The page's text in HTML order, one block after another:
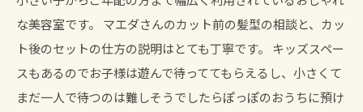
な美容室です。 マエダさんのカット前の髪型の相談と、カッ
ト後のセットの仕方の説明はとても丁寧です。
キッズスペー
スもあるのでお子様は遊んで待っててもらえるし、小さくて
まだ一人で待つのは難しそうでしたらぽっぽのおうちに預け